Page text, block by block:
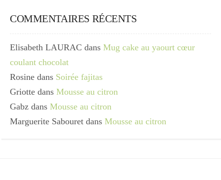
COMMENTAIRES RÉCENTS
Elisabeth LAURAC dans Mug cake au yaourt cœur
coulant chocolat
Rosine dans Soirée fajitas
Griotte dans Mousse au citron
Gabz dans Mousse au citron
Marguerite Sabouret dans Mousse au citron